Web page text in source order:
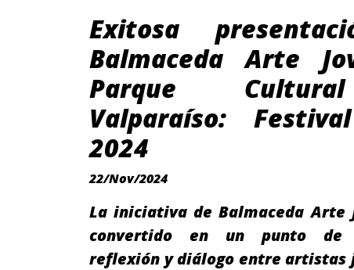
Exitosa
Balmaceda Arte
Parque
Valparaíso:
2024
22/Nov/2024
La iniciativa de Balmaceda Arte
convertido en un punto de
reflexión y diálogo entre artistas